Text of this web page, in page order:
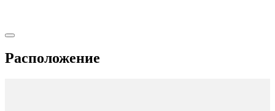
Расположение